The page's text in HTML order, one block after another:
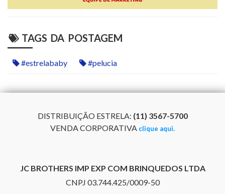
TAGS DA POSTAGEM
#estrelababy #pelucia
DISTRIBUIÇÃO ESTRELA: (11) 3567-5700
VENDA CORPORATIVA clique aqui.
JC BROTHERS IMP EXP COM BRINQUEDOS LTDA
CNPJ 03.744.425/0009-50